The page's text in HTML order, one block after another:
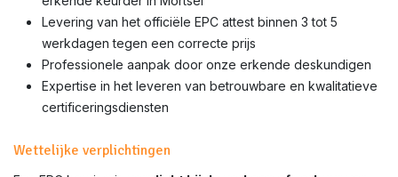
Levering van het officiële EPC attest binnen 3 tot 5
werkdagen tegen een correcte prijs
Professionele aanpak door onze erkende deskundigen
Expertise in het leveren van betrouwbare en kwalitatieve
certificeringsdiensten
Wettelijke verplichtingen